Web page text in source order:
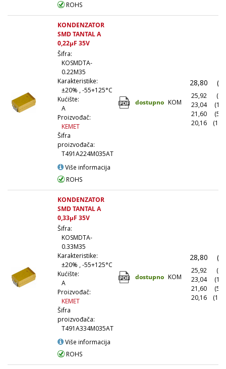
ROHS
KONDENZATOR
SMD TANTAL A
0,22µF 35V
Šifra:
KOSMDTA-
0.22M35
Karakteristike:
±20% , -55+125°C
Kućište:
A
Proizvođač:
KEMET
Šifra
proizvođača:
T491A224M035AT
Više informacija
ROHS
dostupno KOM
28,80
25,92
23,04
21,60
20,16
KONDENZATOR
SMD TANTAL A
0,33µF 35V
Šifra:
KOSMDTA-
0.33M35
Karakteristike:
±20% , -55+125°C
Kućište:
A
Proizvođač:
KEMET
Šifra
proizvođača:
T491A334M035AT
Više informacija
ROHS
dostupno KOM
28,80
25,92
23,04
21,60
20,16